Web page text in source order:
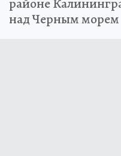
районе
над Черным морем